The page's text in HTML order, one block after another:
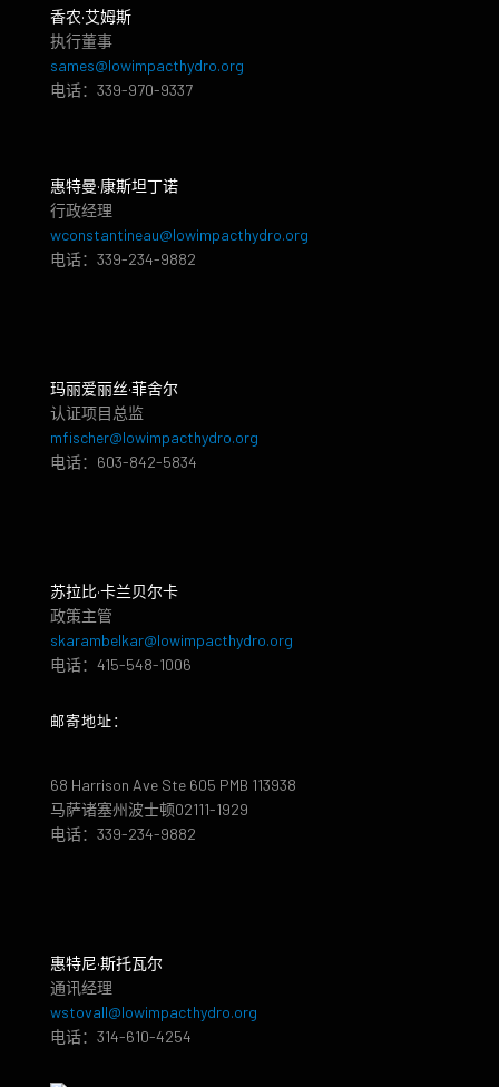
香农·艾姆斯
执行董事
sames@lowimpacthydro.org
电话：339-970-9337
惠特曼·康斯坦丁诺
行政经理
wconstantineau@lowimpacthydro.org
电话：339-234-9882
玛丽爱丽丝·菲舍尔
认证项目总监
mfischer@lowimpacthydro.org
电话：603-842-5834
苏拉比·卡兰贝尔卡
政策主管
skarambelkar@lowimpacthydro.org
电话：415-548-1006
邮寄地址：
68 Harrison Ave Ste 605 PMB 113938
马萨诸塞州波士顿02111-1929
电话：339-234-9882
惠特尼·斯托瓦尔
通讯经理
wstovall@lowimpacthydro.org
电话：314-610-4254